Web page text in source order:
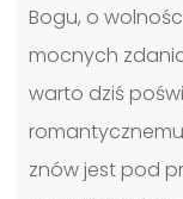
Bogu, o
mocnych
warto dziś
znów jest pod